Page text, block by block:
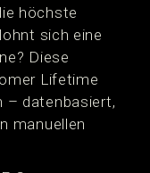
höchste
sich eine
Diese
Lifetime
– datenbasiert,
manuellen